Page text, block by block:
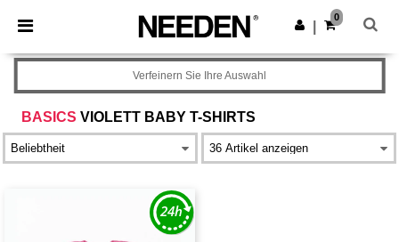
× Needen App
Bessere Preise in der App!
App holen
0
BASICS VIOLETT BABY T-SHIRTS
Verfeinern Sie Ihre Auswahl